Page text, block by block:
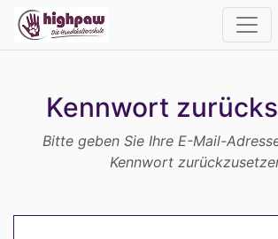
Kennwort
Bitte geben Sie Ihre E-Mail-
Kennwort